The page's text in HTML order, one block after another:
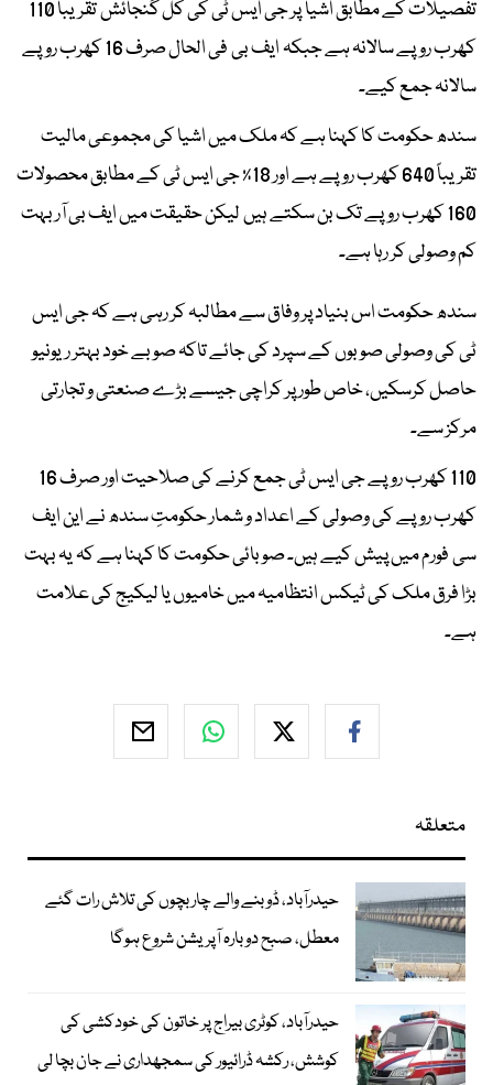
تفصیلات کے مطابق اشیا پر جی ایس ٹی کی کل گنجائش تقریبا 110
کھرب روپے سالانہ ہے جبکہ ایف بی فی الحال صرف 16 کھرب روپے
سالانہ جمع کیے۔
سندھ حکومت کا کہنا ہے کہ ملک میں اشیا کی مجموعی مالیت
تقریباً 640 کھرب روپے ہے اور 18٪ جی ایس ٹی کے مطابق محصولات
160 کھرب روپے تک بن سکتے ہیں لیکن حقیقت میں ایف بی آر بہت
کم وصولی کر رہا ہے۔
سندھ حکومت اس بنیاد پر وفاق سے مطالبہ کر رہی ہے کہ جی ایس
ٹی کی وصولی صوبوں کے سپرد کی جائے تاکہ صوبے خود بہتر ریونیو
حاصل کرسکیں، خاص طور پر کراچی جیسے بڑے صنعتی و تجارتی
مرکز سے۔
110 کھرب روپے جی ایس ٹی جمع کرنے کی صلاحیت اور صرف 16
کھرب روپے کی وصولی کے اعداد و شمار حکومتِ سندھ نے این ایف
سی فورم میں پیش کیے ہیں۔ صوبائی حکومت کا کہنا ہے کہ یہ بہت
بڑا فرق ملک کی ٹیکس انتظامیہ میں خامیوں یا لیکیج کی علامت
ہے۔
متعلقہ
حیدرآباد، ڈوبنے والے چار بچوں کی تلاش رات گئے
معطل، صبح دوبارہ آپریشن شروع ہوگا
حیدرآباد، کوٹری بیراج پر خاتون کی خودکشی کی
کوشش، رکشہ ڈرائیور کی سمجھداری نے جان بچا لی